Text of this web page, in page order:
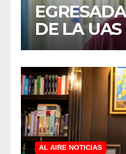
DE LA
EN
ADULTOS
AL AIRE NOTICIAS